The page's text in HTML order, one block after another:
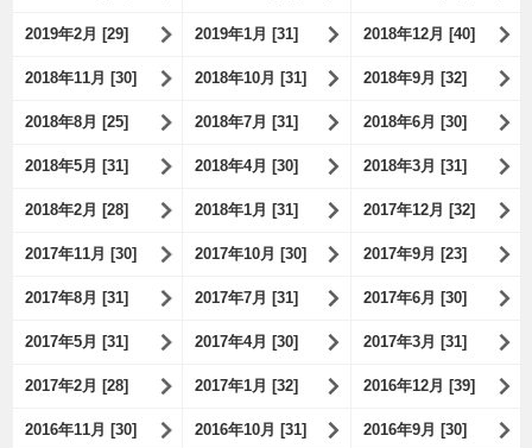
2019年2月 [29] 2019年1月 [31] 2018年12月 [40]
2018年11月 [30] 2018年10月 [31] 2018年9月 [32]
2018年8月 [25] 2018年7月 [31] 2018年6月 [30]
2018年5月 [31] 2018年4月 [30] 2018年3月 [31]
2018年2月 [28] 2018年1月 [31] 2017年12月 [32]
2017年11月 [30] 2017年10月 [30] 2017年9月 [23]
2017年8月 [31] 2017年7月 [31] 2017年6月 [30]
2017年5月 [31] 2017年4月 [30] 2017年3月 [31]
2017年2月 [28] 2017年1月 [32] 2016年12月 [39]
2016年11月 [30] 2016年10月 [31] 2016年9月 [30]